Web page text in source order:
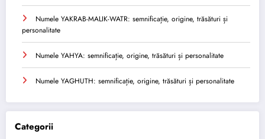
Numele YAKRAB-MALIK-WATR: semnificație, origine, trăsături și
personalitate
Numele YAHYA: semnificație, origine, trăsături și personalitate
Numele YAGHUTH: semnificație, origine, trăsături și personalitate
Categorii